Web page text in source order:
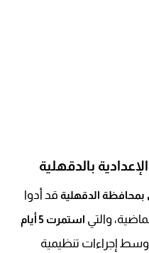
بالدقهلية
بمحافظة الدقهليةقد أدوا
والتي استمرت 5 أيام
وسط إجراءات تنظيمية